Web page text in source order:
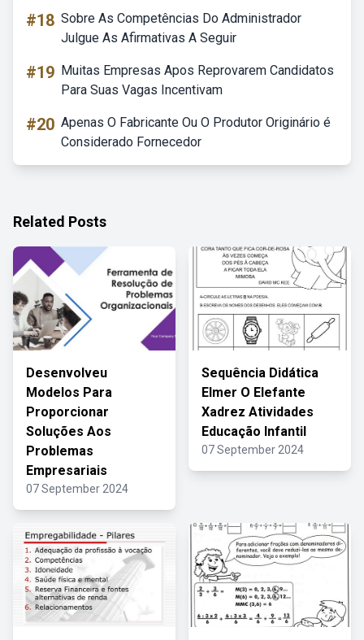
#18 Sobre As Competências Do Administrador
Julgue As Afirmativas A Seguir
#19 Muitas Empresas Apos Reprovarem Candidatos
Para Suas Vagas Incentivam
#20 Apenas O Fabricante Ou O Produtor Originário é
Considerado Fornecedor
Related Posts
Desenvolveu
Modelos Para
Proporcionar
Soluções Aos
Problemas
Empresariais
07 September 2024
Sequência Didática
Elmer O Elefante
Xadrez Atividades
Educação Infantil
07 September 2024